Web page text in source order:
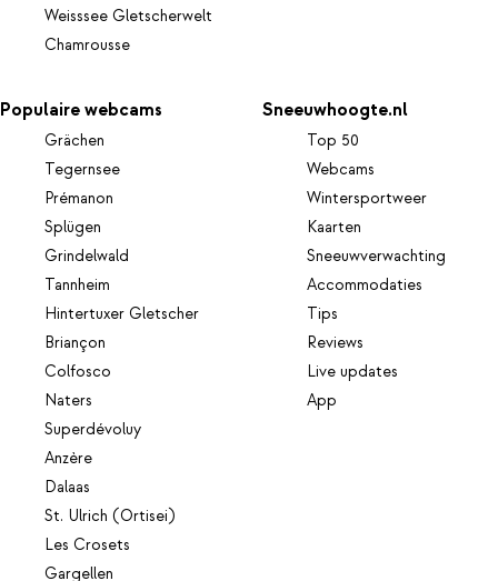
Weisssee Gletscherwelt
Chamrousse
Populaire webcams
Grächen
Tegernsee
Prémanon
Splügen
Grindelwald
Tannheim
Hintertuxer Gletscher
Briançon
Colfosco
Naters
Superdévoluy
Anzère
Dalaas
St. Ulrich (Ortisei)
Les Crosets
Gargellen
Sneeuwhoogte.nl
Top 50
Webcams
Wintersportweer
Kaarten
Sneeuwverwachting
Accommodaties
Tips
Reviews
Live updates
App